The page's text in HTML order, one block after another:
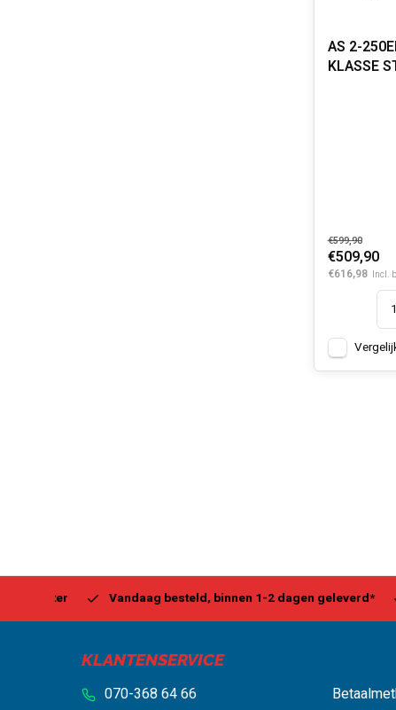
AS 2-
KLASSE
€599,90
€509,90
€616,98 Incl.
Vandaag besteld, binnen 1-2 dagen geleverd*
KLANTENSERVICE
070-368 64 66